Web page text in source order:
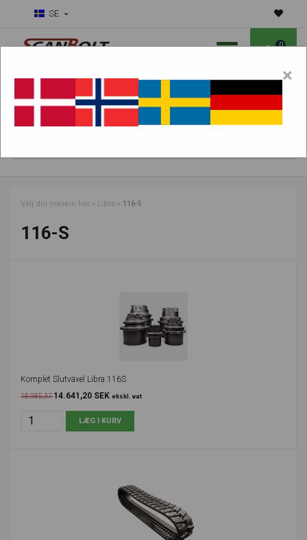
SE
0
Välj din maskin här » Libra » 116-S
116-S
Komplet Slutväxel Libra 116S
18.985,3714.641,20 SEK ekskl. vat
×